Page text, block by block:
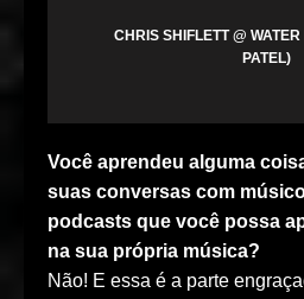
CHRIS SHIFLETT @
PATEL)
Você aprendeu alguma
suas conversas com
podcasts que você possa
na sua própria música?
Não! E essa é a parte